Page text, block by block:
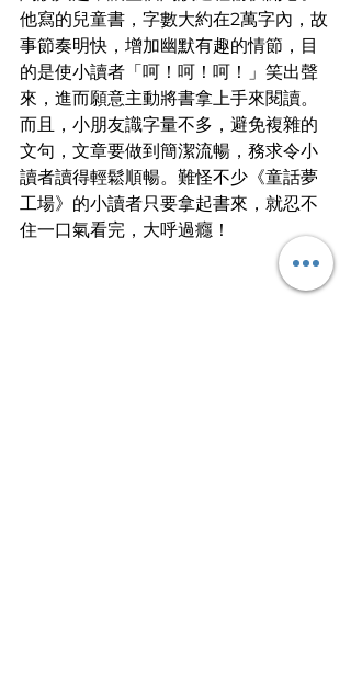
他寫的兒童書，字數大約在2萬字內，故
事節奏明快，增加幽默有趣的情節，目
的是使小讀者「呵！呵！呵！」笑出聲
來，進而願意主動將書拿上手來閱讀。
而且，小朋友識字量不多，避免複雜的
文句，文章要做到簡潔流暢，務求令小
讀者讀得輕鬆順暢。難怪不少《童話夢
工場》的小讀者只要拿起書來，就忍不
住一口氣看完，大呼過癮！